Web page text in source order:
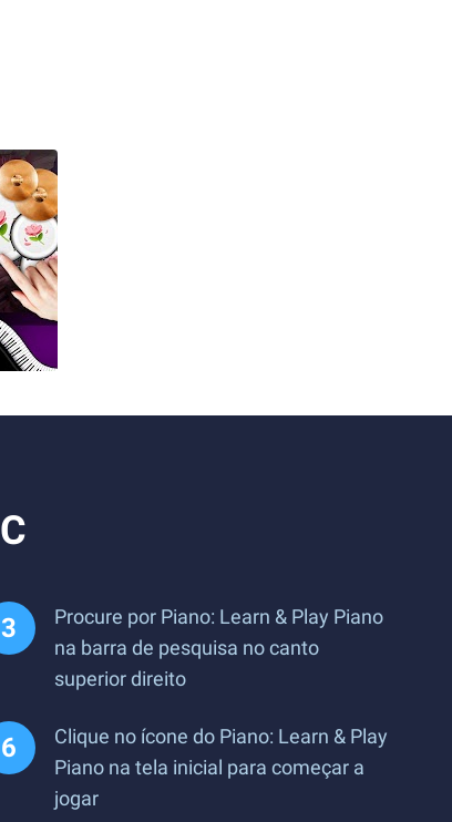
Procure por Piano: Learn & Play Piano
na barra de pesquisa no canto
superior direito
Clique no ícone do Piano: Learn & Play
Piano na tela inicial para começar a
jogar